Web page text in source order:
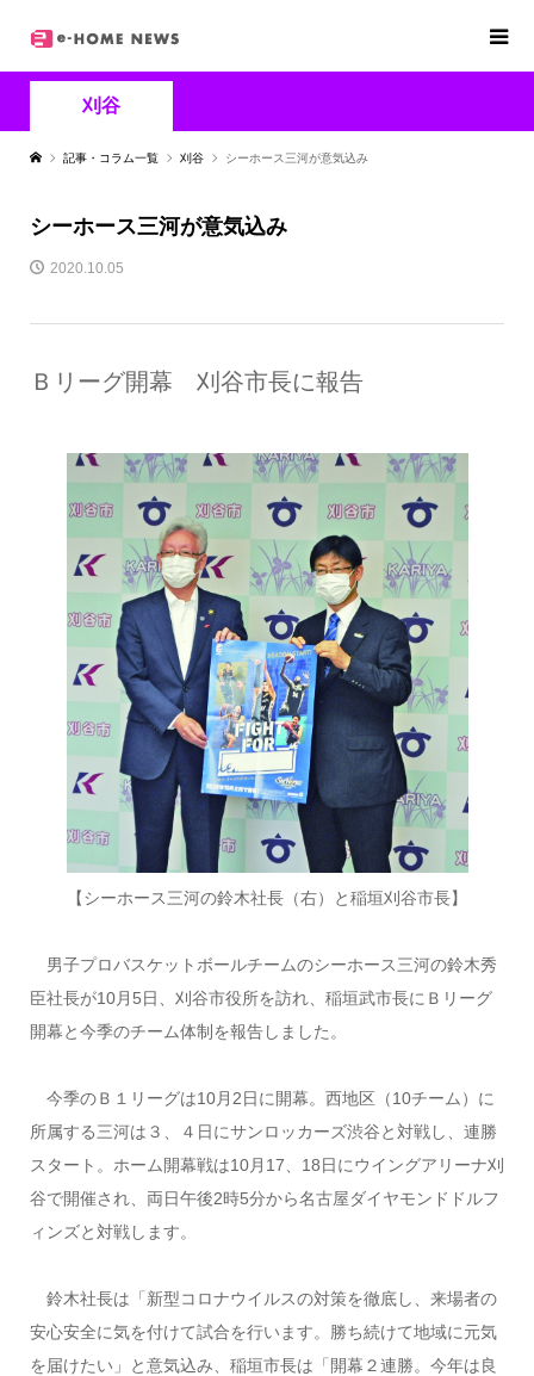
刈谷
記事・コラム一覧 刈谷 シーホース三河が意気込み
シーホース三河が意気込み
2020.10.05
Ｂリーグ開幕 刈谷市長に報告
【シーホース三河の鈴木社長（右）と稲垣刈谷市長】
男子プロバスケットボールチームのシーホース三河の鈴木秀
臣社長が10月5日、刈谷市役所を訪れ、稲垣武市長にＢリーグ
開幕と今季のチーム体制を報告しました。
今季のＢ１リーグは10月2日に開幕。西地区（10チーム）に
所属する三河は３、４日にサンロッカーズ渋谷と対戦し、連勝
スタート。ホーム開幕戦は10月17、18日にウイングアリーナ刈
谷で開催され、両日午後2時5分から名古屋ダイヤモンドドルフ
ィンズと対戦します。
鈴木社長は「新型コロナウイルスの対策を徹底し、来場者の
安心安全に気を付けて試合を行います。勝ち続けて地域に元気
を届けたい」と意気込み、稲垣市長は「開幕２連勝。今年は良